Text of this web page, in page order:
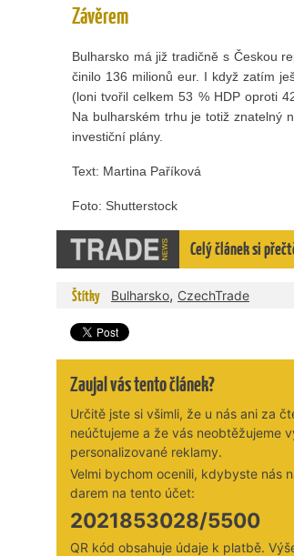
Závěrem
Bulharsko má již tradičně s Českou
činilo 136 milionů eur. I když zatím
(loni tvořil celkem 53 % HDP oproti
Na bulharském trhu je totiž znatelný
investiční plány.
Text: Martina Paříková
Foto: Shutterstock
Celý článek si
Štítky Bulharsko, CzechTrade
Zaujal vás tento článek?
Určitě jste si všimli, že u nás ani za
neúčtujeme a že vás neobtěžujeme
personalizované reklamy.
Velmi bychom ocenili, kdybyste nás
darem na tento účet:
2021853028/5500
QR kód obsahuje údaje k platbě.